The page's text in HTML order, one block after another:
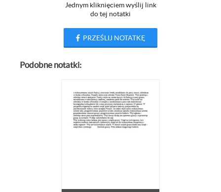
Jednym kliknięciem wyślij link
do tej notatki
PRZEŚLIJ NOTATKĘ
Podobne notatki: